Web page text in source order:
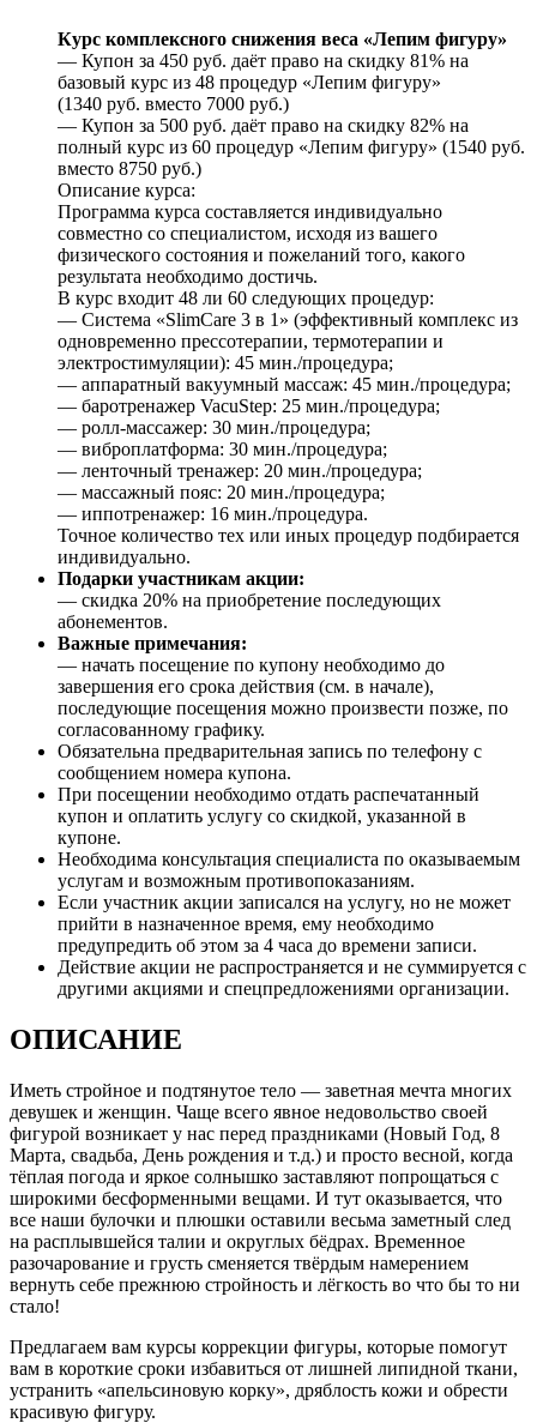
Курс комплексного снижения веса «Лепим фигуру»
— Купон за 450 руб. даёт право на скидку 81% на
базовый курс из 48 процедур «Лепим фигуру»
(1340 руб. вместо 7000 руб.)
— Купон за 500 руб. даёт право на скидку 82% на
полный курс из 60 процедур «Лепим фигуру» (1540 руб.
вместо 8750 руб.)
Описание курса:
Программа курса составляется индивидуально
совместно со специалистом, исходя из вашего
физического состояния и пожеланий того, какого
результата необходимо достичь.
В курс входит 48 ли 60 следующих процедур:
— Система «SlimCare 3 в 1» (эффективный комплекс из
одновременно прессотерапии, термотерапии и
электростимуляции): 45 мин./процедура;
— аппаратный вакуумный массаж: 45 мин./процедура;
— баротренажер VacuStep: 25 мин./процедура;
— ролл-массажер: 30 мин./процедура;
— виброплатформа: 30 мин./процедура;
— ленточный тренажер: 20 мин./процедура;
— массажный пояс: 20 мин./процедура;
— иппотренажер: 16 мин./процедура.
Точное количество тех или иных процедур подбирается
индивидуально.
Подарки участникам акции:
— скидка 20% на приобретение последующих
абонементов.
Важные примечания:
— начать посещение по купону необходимо до
завершения его срока действия (см. в начале),
последующие посещения можно произвести позже, по
согласованному графику.
Обязательна предварительная запись по телефону с
сообщением номера купона.
При посещении необходимо отдать распечатанный
купон и оплатить услугу со скидкой, указанной в
купоне.
Необходима консультация специалиста по оказываемым
услугам и возможным противопоказаниям.
Если участник акции записался на услугу, но не может
прийти в назначенное время, ему необходимо
предупредить об этом за 4 часа до времени записи.
Действие акции не распространяется и не суммируется с
другими акциями и спецпредложениями организации.
ОПИСАНИЕ
Иметь стройное и подтянутое тело — заветная мечта многих
девушек и женщин. Чаще всего явное недовольство своей
фигурой возникает у нас перед праздниками (Новый Год, 8
Марта, свадьба, День рождения и т.д.) и просто весной, когда
тёплая погода и яркое солнышко заставляют попрощаться с
широкими бесформенными вещами. И тут оказывается, что
все наши булочки и плюшки оставили весьма заметный след
на расплывшейся талии и округлых бёдрах. Временное
разочарование и грусть сменяется твёрдым намерением
вернуть себе прежнюю стройность и лёгкость во что бы то ни
стало!
Предлагаем вам курсы коррекции фигуры, которые помогут
вам в короткие сроки избавиться от лишней липидной ткани,
устранить «апельсиновую корку», дряблость кожи и обрести
красивую фигуру.